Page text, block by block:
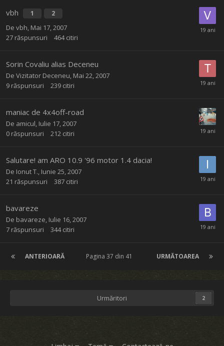
vbh 1 2
De vbh Mai 17, 2007
27 răspunsuri 464 citiri
Sorin Covaliu alias Deceneu
De Vizitator Deceneu, Mai 22, 2007
9 răspunsuri 239 citiri
maniac de 4x4off-road
De amicul Iulie 17, 2007
0 răspunsuri 212 citiri
Salutare! am ARO 10.9 '96 motor 1.4 dacia!
De Ionut T. Iunie 25, 2007
21 răspunsuri 387 citiri
bavareze
De bavareze Iulie 16, 2007
7 răspunsuri 344 citiri
ANTERIOARĂ URMĂTOAREA
Pagina 37 din 41
Urmăritori 2